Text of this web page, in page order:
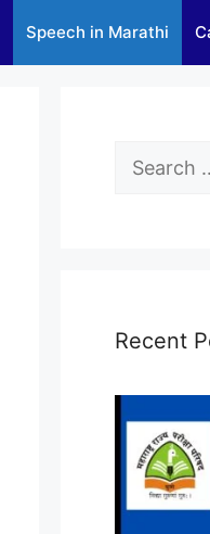
Speech in Marathi
Search
Recent